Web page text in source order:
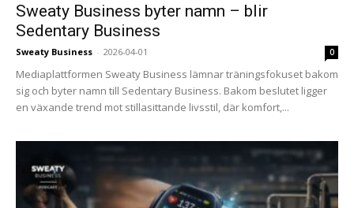
Sweaty Business byter namn – blir
Sedentary Business
Sweaty Business - 2026-04-01 0
Mediaplattformen Sweaty Business lämnar träningsfokuset bakom
sig och byter namn till Sedentary Business. Bakom beslutet ligger
en växande trend mot stillasittande livsstil, där komfort,...